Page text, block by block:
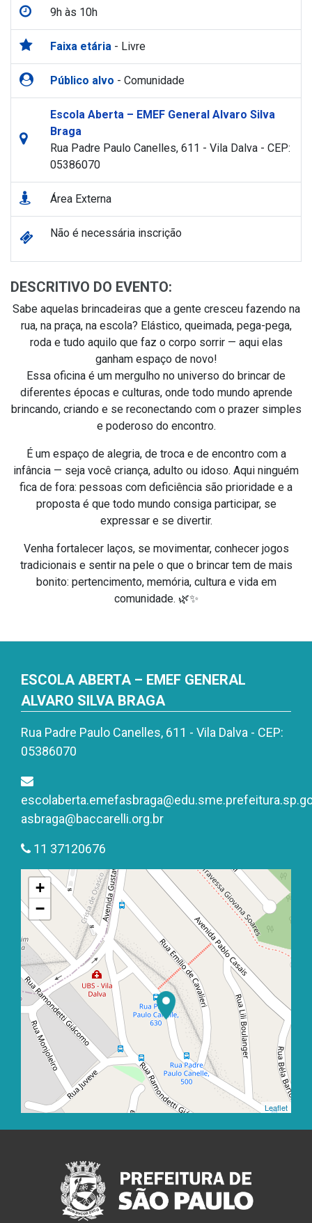
9h às 10h
Faixa etária - Livre
Público alvo - Comunidade
Escola Aberta – EMEF General Alvaro Silva
Braga
Rua Padre Paulo Canelles, 611 - Vila Dalva - CEP:
05386070
Área Externa
Não é necessária inscrição
DESCRITIVO DO EVENTO:
Sabe aquelas brincadeiras que a gente cresceu fazendo na
rua, na praça, na escola? Elástico, queimada, pega-pega,
roda e tudo aquilo que faz o corpo sorrir — aqui elas
ganham espaço de novo!
Essa oficina é um mergulho no universo do brincar de
diferentes épocas e culturas, onde todo mundo aprende
brincando, criando e se reconectando com o prazer simples
e poderoso do encontro.
É um espaço de alegria, de troca e de encontro com a
infância — seja você criança, adulto ou idoso. Aqui ninguém
fica de fora: pessoas com deficiência são prioridade e a
proposta é que todo mundo consiga participar, se
expressar e se divertir.
Venha fortalecer laços, se movimentar, conhecer jogos
tradicionais e sentir na pele o que o brincar tem de mais
bonito: pertencimento, memória, cultura e vida em
comunidade. 🌿✨
ESCOLA ABERTA – EMEF GENERAL
ALVARO SILVA BRAGA
Rua Padre Paulo Canelles, 611 - Vila Dalva - CEP:
05386070
asbraga@baccarelli.org.br
11 37120676
+
−
Leaflet